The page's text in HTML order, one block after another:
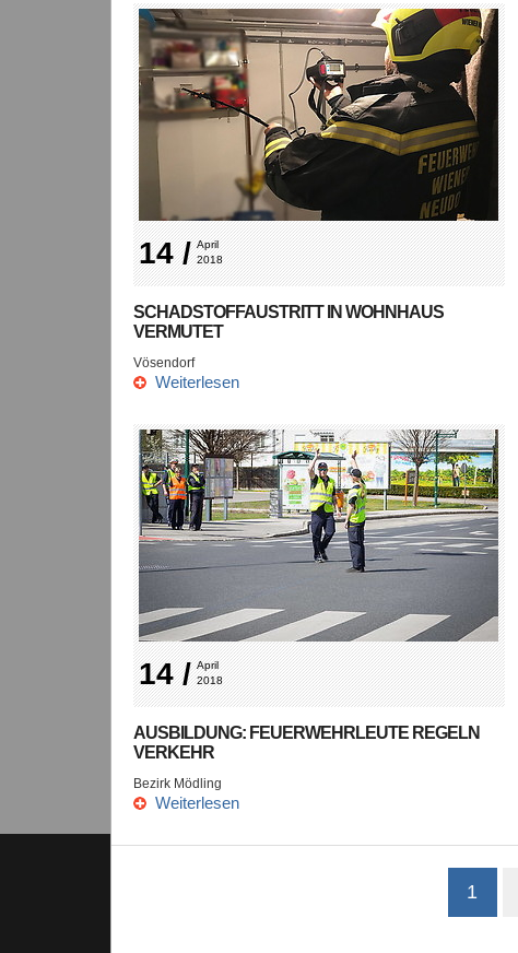
14 / April
2018
SCHADSTOFFAUSTRITT IN WOHNHAUS
VERMUTET
Vösendorf
Weiterlesen
14 / April
2018
AUSBILDUNG: FEUERWEHRLEUTE REGELN
VERKEHR
Bezirk Mödling
Weiterlesen
1